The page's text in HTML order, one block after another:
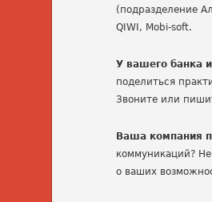
(подразделение
QIWI, Mobi-soft.
У вашего банка
поделиться
Звоните или
Ваша компания
коммуникаций?
о ваших